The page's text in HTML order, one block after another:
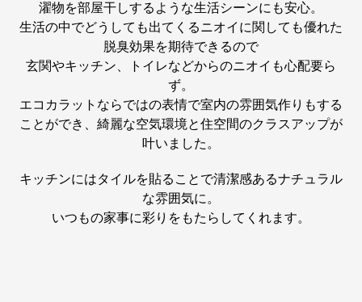
濯物を部屋干しするような生活シーンにも安心。
生活の中でどうしても出てくるニオイに関しても優れた
脱臭効果を期待できるので
玄関やキッチン、トイレなどからのニオイも心配要ら
ず。
エコカラットならではの表情で室内の雰囲気作りもする
ことができ、綺麗な空気環境と住空間のクラスアップが
叶いました。
キッチンにはタイルを貼ることで清潔感あるナチュラル
な雰囲気に。
いつもの家事に彩りをもたらしてくれます。